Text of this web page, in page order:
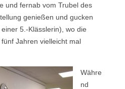
und fernab vom Trubel des
genießen und gucken
5.-Klässlerin), wo die
Jahren vielleicht mal
Währe
nd